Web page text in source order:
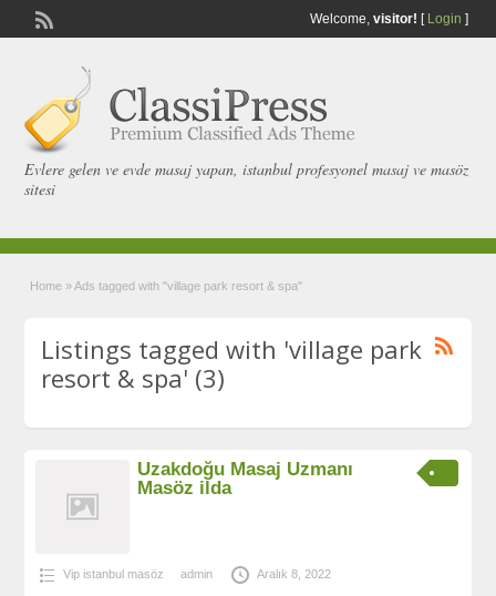
Welcome, visitor! [ Login ]
Evlere gelen ve evde masaj yapan, istanbul profesyonel masaj ve masöz
sitesi
Home » Ads tagged with "village park resort & spa"
Listings tagged with 'village park
resort & spa' (3)
Uzakdoğu Masaj Uzmanı
Masöz ilda
Vip istanbul masöz admin Aralık 8, 2022